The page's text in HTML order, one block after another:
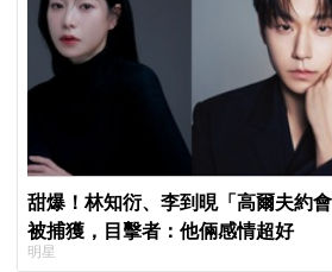
甜爆！林知衍、李到晛「高爾夫約會
被捕獲，目擊者：他倆感情超好
明星